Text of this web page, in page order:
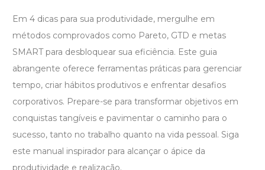
Em 4 dicas para sua produtividade, mergulhe em
métodos comprovados como Pareto, GTD e metas
SMART para desbloquear sua eficiência. Este guia
abrangente oferece ferramentas práticas para gerenciar
tempo, criar hábitos produtivos e enfrentar desafios
corporativos. Prepare-se para transformar objetivos em
conquistas tangíveis e pavimentar o caminho para o
sucesso, tanto no trabalho quanto na vida pessoal. Siga
este manual inspirador para alcançar o ápice da
produtividade e realização.